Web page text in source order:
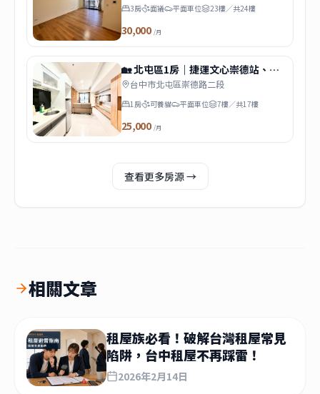
3房 面議 平面車位 23樓／共24樓
30,000 /月
🏡 北屯區1房｜捷運文心崇德站、捷
運四維國小站｜可養貓、租屋補助
台中市北屯區崇德路二段
1房 可養貓 平面車位 7樓／共17樓
25,000 /月
查看更多房源 →
相關文章
租屋族必看！破解台灣租屋常見
陷阱，台中租屋不再踩雷！
2026年2月14日